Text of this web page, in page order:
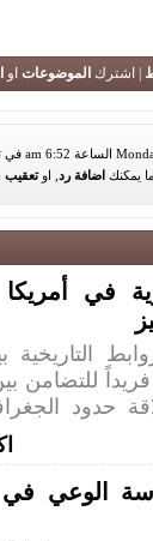
| اشترك الموضوعات او
يمكنك اضافة رد, اوتعقيب
في أمريكا
التاريخية
فريداً للتضامن
حدود
الوعي في